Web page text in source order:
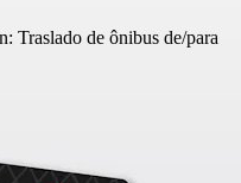
Traslado de ônibus de/para